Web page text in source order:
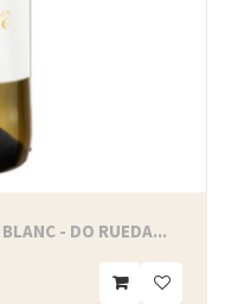
- DO RUEDA...